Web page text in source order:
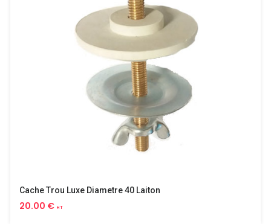
Cache Trou Luxe Diametre 40 Laiton
20.00 € HT